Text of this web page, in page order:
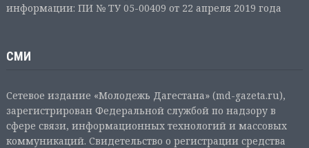
информации: ПИ № ТУ 05-00409 от 22 апреля 2019 года
СМИ
Сетевое издание «Молодежь Дагестана» (md-gazeta.ru),
зарегистрирован Федеральной службой по надзору в
сфере связи, информационных технологий и массовых
коммуникаций. Свидетельство о регистрации средства